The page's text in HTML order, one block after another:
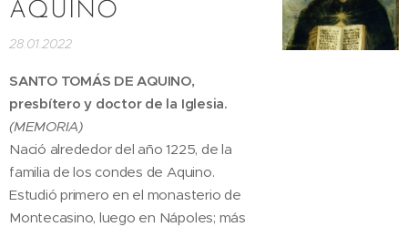
AQUINO
28.01.2022
SANTO TOMÁS DE AQUINO,
presbítero y doctor de la Iglesia.
(MEMORIA)
Nació alrededor del año 1225, de la
familia de los condes de Aquino.
Estudió primero en el monasterio de
Montecasino, luego en Nápoles; más